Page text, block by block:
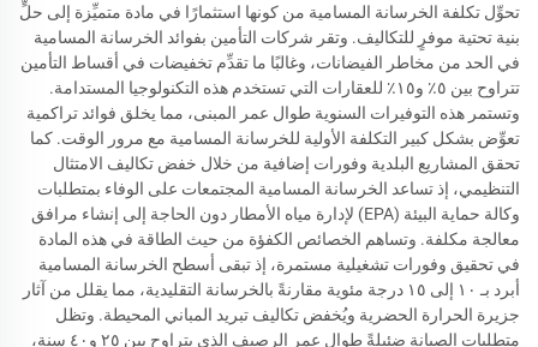
تحوِّل تكلفة الخرسانة المسامية من كونها استثمارًا في مادة متميِّزة إلى حلٍّ
بنية تحتية موفرٍ للتكاليف. وتقر شركات التأمين بفوائد الخرسانة المسامية
في الحد من مخاطر الفيضانات، وغالبًا ما تقدِّم تخفيضات في أقساط التأمين
تتراوح بين ٥٪ و١٥٪ للعقارات التي تستخدم هذه التكنولوجيا المستدامة.
وتستمر هذه التوفيرات السنوية طوال عمر المبنى، مما يخلق فوائد تراكمية
تعوِّض بشكل كبير التكلفة الأولية للخرسانة المسامية مع مرور الوقت. كما
تحقق المشاريع البلدية وفورات إضافية من خلال خفض تكاليف الامتثال
التنظيمي، إذ تساعد الخرسانة المسامية المجتمعات على الوفاء بمتطلبات
وكالة حماية البيئة (EPA) لإدارة مياه الأمطار دون الحاجة إلى إنشاء مرافق
معالجة مكلفة. وتساهم الخصائص الكفؤة من حيث الطاقة في هذه المادة
في تحقيق وفورات تشغيلية مستمرة، إذ تبقى أسطح الخرسانة المسامية
أبرد بـ ١٠ إلى ١٥ درجة مئوية مقارنةً بالخرسانة التقليدية، مما يقلل من آثار
جزيرة الحرارة الحضرية ويُخفض تكاليف تبريد المباني المحيطة. وتظل
متطلبات الصيانة ضئيلةً طوال عمر الرصيف الذي يتراوح بين ٢٥ و٤٠ سنة،